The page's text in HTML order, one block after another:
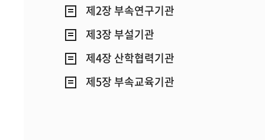
제2장 부속연구기관
제3장 부설기관
제4장 산학협력기관
제5장 부속교육기관